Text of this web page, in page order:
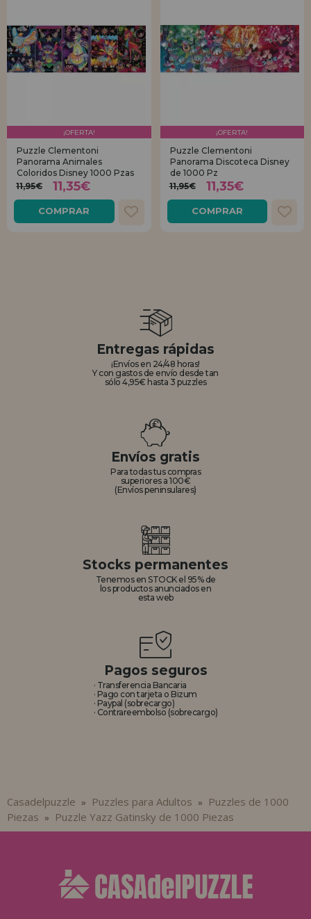
¡OFERTA!
Puzzle Clementoni
Panorama Animales
Coloridos Disney 1000 Pzas
11,95€
11,35€
COMPRAR
¡OFERTA!
Puzzle Clementoni
Panorama Discoteca Disney
de 1000 Pz
11,95€
11,35€
COMPRAR
Entregas rápidas
¡Envíos en 24/48 horas!
Y con gastos de envío desde tan
sólo 4,95€ hasta 3 puzzles
Envíos gratis
Para todas tus compras
superiores a 100€
(Envíos peninsulares)
Stocks permanentes
Tenemos en STOCK el 95% de
los productos anunciados en
esta web
Pagos seguros
· Transferencia Bancaria
· Pago con tarjeta o Bizum
· Paypal (sobrecargo)
· Contrareembolso (sobrecargo)
Casadelpuzzle » Puzzles para Adultos »
Puzzles de 1000
Piezas » Puzzle Yazz Gatinsky de 1000 Piezas